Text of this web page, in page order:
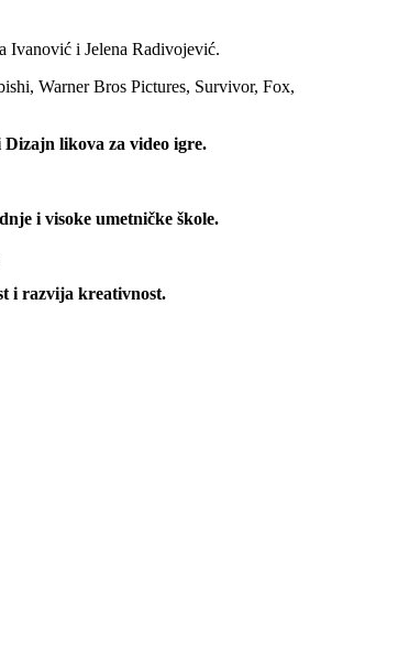
Ivanović i Jelena Radivojević.
Warner Bros Pictures, Survivor, Fox,
likova za video igre.
i visoke umetničke škole.
i razvija kreativnost.